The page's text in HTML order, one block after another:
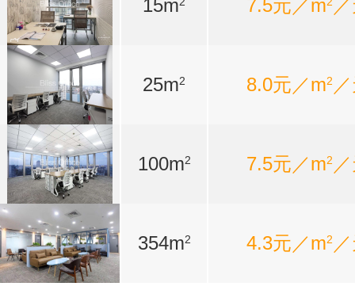
15m 7.5元／m
25m2 8.0元／m2
100m2 7.5元／m2
354m2 4.3元／m2